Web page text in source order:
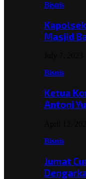
Bisnis
Masjid
Bisnis
Ketua
Antoni
Bisnis
Jumat